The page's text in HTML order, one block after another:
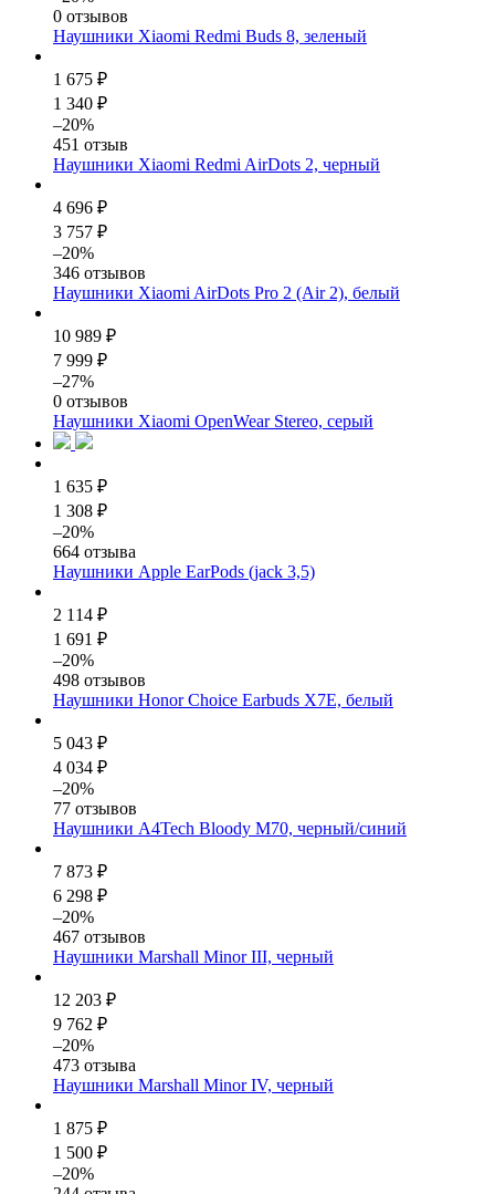
0 отзывов
Наушники Xiaomi Redmi Buds 8, зеленый
1 675 ₽
1 340 ₽
–20%
451 отзыв
Наушники Xiaomi Redmi AirDots 2, черный
4 696 ₽
3 757 ₽
–20%
346 отзывов
Наушники Xiaomi AirDots Pro 2 (Air 2), белый
10 989 ₽
7 999 ₽
–27%
0 отзывов
Наушники Xiaomi OpenWear Stereo, серый
1 635 ₽
1 308 ₽
–20%
664 отзыва
Наушники Apple EarPods (jack 3,5)
2 114 ₽
1 691 ₽
–20%
498 отзывов
Наушники Honor Choice Earbuds X7E, белый
5 043 ₽
4 034 ₽
–20%
77 отзывов
Наушники A4Tech Bloody M70, черный/синий
7 873 ₽
6 298 ₽
–20%
467 отзывов
Наушники Marshall Minor III, черный
12 203 ₽
9 762 ₽
–20%
473 отзыва
Наушники Marshall Minor IV, черный
1 875 ₽
1 500 ₽
–20%